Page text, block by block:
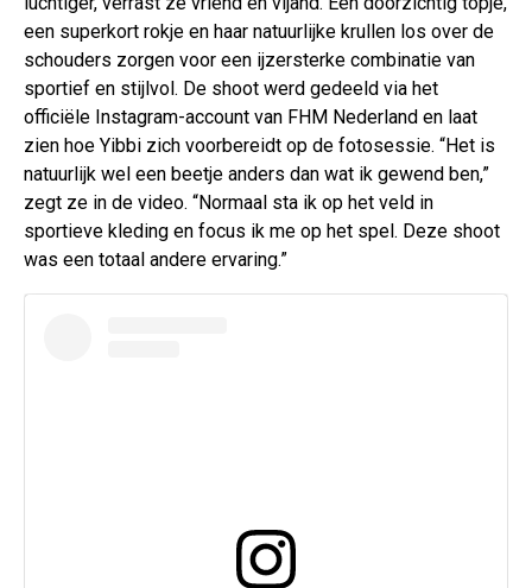
een superkort rokje en haar natuurlijke krullen los over de
schouders zorgen voor een ijzersterke combinatie van
sportief en stijlvol. De shoot werd gedeeld via het
officiële Instagram-account van FHM Nederland en laat
zien hoe Yibbi zich voorbereidt op de fotosessie. “Het is
natuurlijk wel een beetje anders dan wat ik gewend ben,”
zegt ze in de video. “Normaal sta ik op het veld in
sportieve kleding en focus ik me op het spel. Deze shoot
was een totaal andere ervaring.”